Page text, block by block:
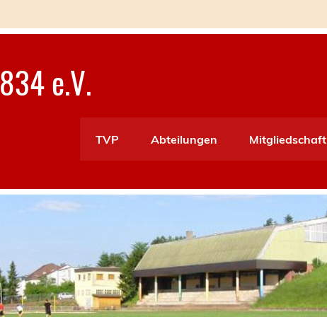
e.V.
TVP
Abteilungen Mitgliedschaft